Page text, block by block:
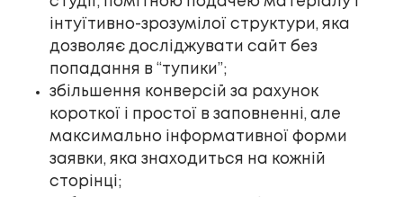
інтуїтивно-зрозумілої структури, яка
дозволяє досліджувати сайт без
попадання в “тупики”;
збільшення конверсій за рахунок
короткої і простої в заповненні, але
максимально інформативної форми
заявки, яка знаходиться на кожній
сторінці;